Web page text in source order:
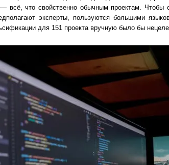
всё, что свойственно обычным проектам. Чтобы
эксперты, пользуются большими
для 151 проекта вручную было бы